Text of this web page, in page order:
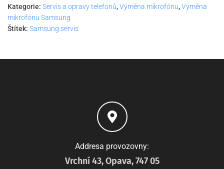
Kategorie: Servis a opravy telefonů,Výměna mikrofónu,Výměna
mikrofónu Samsung
Štítek: Samsung servis
Addresa provozovny:
Vrchní 43, Opava, 747 05